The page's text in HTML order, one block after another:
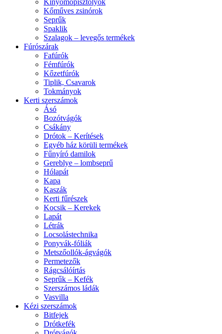
Kinyomópisztolyok
Kőműves zsinórok
Seprűk
Spaklik
Szalagok – levegős termékek
Fúrószárak
Fafúrók
Fémfúrók
Kőzetfúrók
Tiplik, Csavarok
Tokmányok
Kerti szerszámok
Ásó
Bozótvágók
Csákány
Drótok – Kerítések
Egyéb ház körüli termékek
Fűnyíró damilok
Gereblye – lombseprű
Hólapát
Kapa
Kaszák
Kerti fűrészek
Kocsik – Kerekek
Lapát
Létrák
Locsolástechnika
Ponyvák-fóliák
Metszőollók-ágvágók
Permetezők
Rágcsálóírtás
Seprűk – Kefék
Szerszámos ládák
Vasvilla
Kézi szerszámok
Bitfejek
Drótkefék